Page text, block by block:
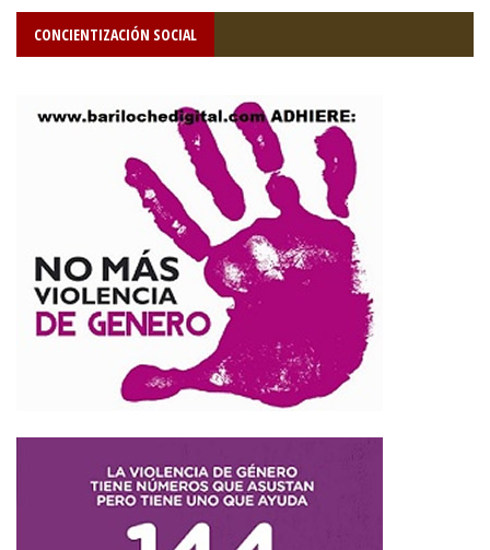
CONCIENTIZACIÓN SOCIAL